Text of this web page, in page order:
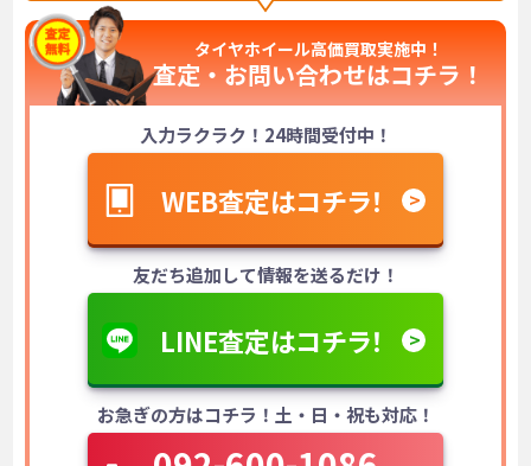
タイヤホイール高価買取実施中！
査定・お問い合わせはコチラ！
入力ラクラク！24時間受付中！
WEB査定はコチラ！
友だち追加して情報を送るだけ！
LINE査定はコチラ！
お急ぎの方はコチラ！土・日・祝も対応！